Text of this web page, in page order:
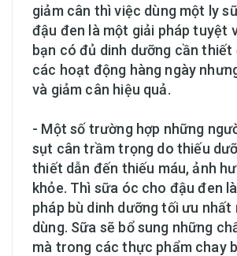
giảm cân thì việc dùng một ly
đậu đen là một giải pháp tuyệt
bạn có đủ dinh dưỡng cần thiết
các hoạt động hàng ngày
và giảm cân hiệu quả.
- Một số trường hợp những
sụt cân trầm trọng do thiếu
thiết dẫn đến thiếu máu, ảnh
khỏe. Thì sữa óc cho đậu đen
pháp bù dinh dưỡng tối ưu nhất
dùng. Sữa sẽ bổ sung những
mà trong các thực phẩm chay